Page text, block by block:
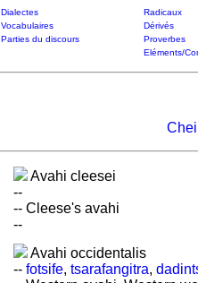
Dialectes Radicaux
Vocabulaires Dérivés
Parties du discours Proverbes
Eléments/
Avahi cleesei
--
-- Cleese's avahi
--
Avahi occidentalis
-- fotsife, tsarafangitra,